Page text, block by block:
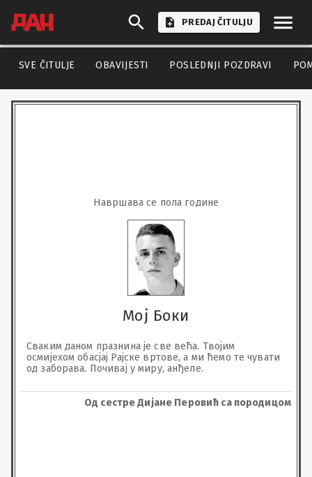
PREDAJ ČITULJU
SVE ČITULJE OBAVIJESTI POSLEDNJI POZDRAVI
Навршава се пола године
Мој Боки
Сваким даном празнина је све већа. Твојим
осмијехом обасјај Рајске вртове, а ми ћемо те чувати
од заборава. Почивај у миру, анђеле.
Од сестре Дијане Перовић са породицом